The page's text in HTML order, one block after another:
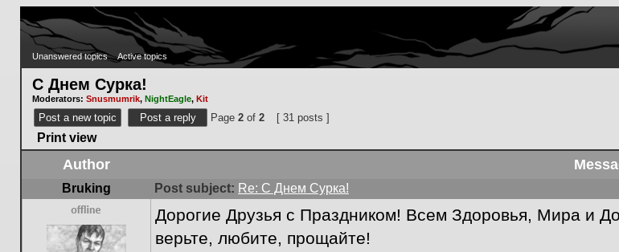
Unanswered topics Active topics
С Днем Сурка!
Moderators: Snusmumrik, NightEagle, Kit
Post a new topic Post a reply Page 2 of 2 [ 31 posts ]
Print view
Author
Bruking Post subject: Re: С Днем Сурка!
Offline
Дорогие Друзья с Праздником! Всем Здоровья, Мира и
верьте, любите, прощайте!